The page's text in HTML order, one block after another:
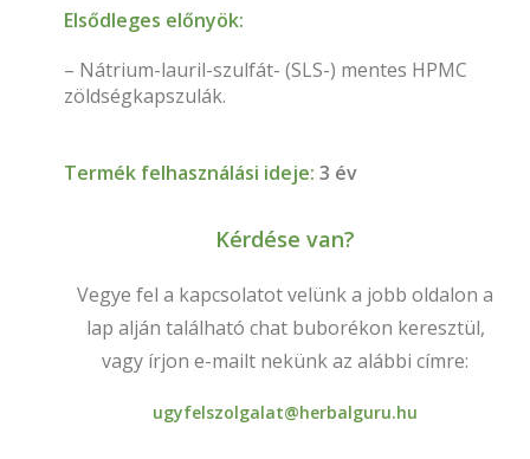
Elsődleges előnyök:
– Nátrium-lauril-szulfát- (SLS-) mentes HPMC
zöldségkapszulák.
Termék felhasználási ideje: 3 év
Kérdése van?
Vegye fel a kapcsolatot velünk a jobb oldalon a
lap alján található chat buborékon keresztül,
vagy írjon e-mailt nekünk az alábbi címre:
ugyfelszolgalat@herbalguru.hu